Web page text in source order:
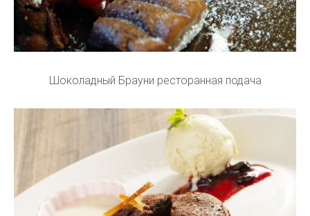
Шоколадный Брауни ресторанная подача